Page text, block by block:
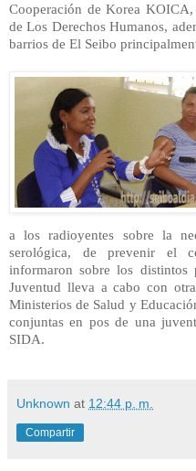
Cooperación de Korea
de Los Derechos Humanos,
barrios de El Seibo
a los radioyentes sobre la
serológica, de prevenir el
informaron sobre los
Juventud lleva a cabo con
Ministerios de Salud y
conjuntas en pos de una
SIDA.
Unknown at 12:44 p. m.
Compartir